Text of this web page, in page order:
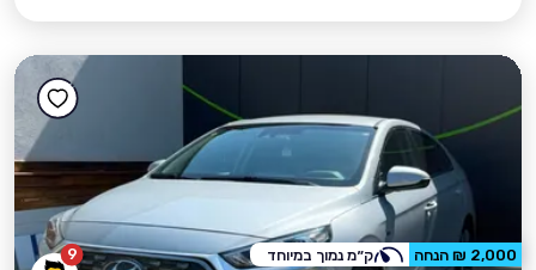
9 2,000 ₪ הנחה ק״מ נמוך במיוחד